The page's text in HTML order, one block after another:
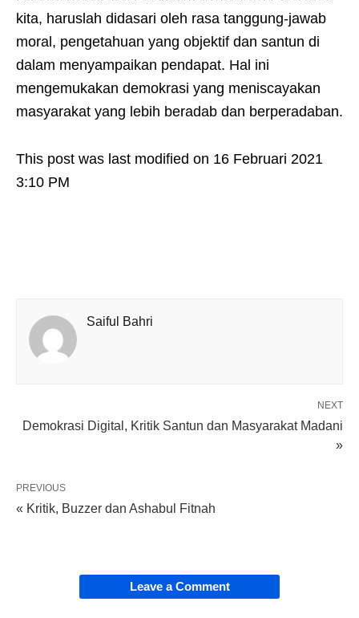
kita, haruslah didasari oleh rasa tanggung-jawab
moral, pengetahuan yang objektif dan santun di
dalam menyampaikan pendapat. Hal ini
mengemukakan demokrasi yang meniscayakan
masyarakat yang lebih beradab dan berperadaban.
This post was last modified on 16 Februari 2021
3:10 PM
Saiful Bahri
NEXT
Demokrasi Digital, Kritik Santun dan Masyarakat Madani
»
PREVIOUS
« Kritik, Buzzer dan Ashabul Fitnah
Leave a Comment